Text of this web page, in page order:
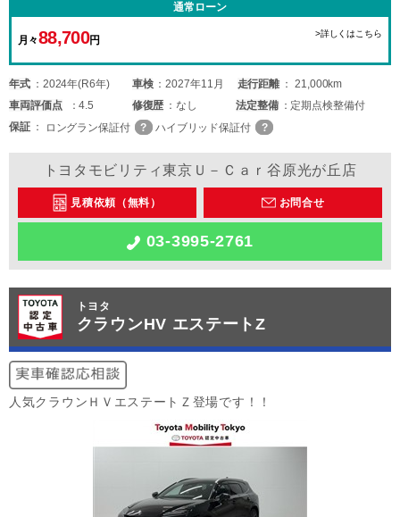
通常ローン
月々88,700円
>詳しくはこちら
年式 2024年(R6年) 車検 2027年11月 走行距離
21,000km
車両評価点 4.5 修復歴 なし 法定整備
定期点検整備付
保証
ロングラン保証付 ハイブリッド保証付
トヨタモビリティ東京Ｕ－Ｃａｒ谷原光が丘店
見積依頼（無料） お問合せ
03-3995-2761
トヨタ
クラウンHV エステートZ
人気クラウンＨＶエステートＺ登場です！！